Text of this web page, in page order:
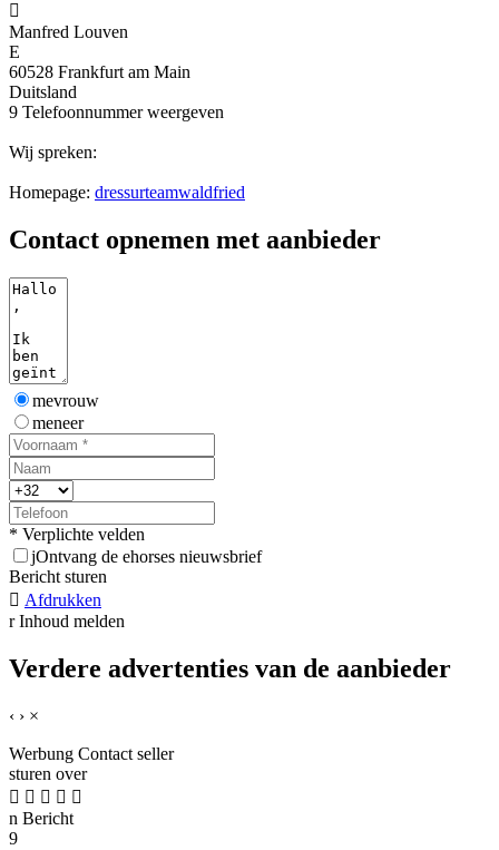

Manfred Louven
E
60528 Frankfurt am Main
Duitsland
9 Telefoonnummer weergeven
Wij spreken:
Homepage: dressurteamwaldfried
Contact opnemen met aanbieder
mevrouw
meneer
* Verplichte velden
jOntvang de ehorses nieuwsbrief
Bericht sturen
 Afdrukken
r Inhoud melden
Verdere advertenties van de aanbieder
‹ › ×
Werbung Contact seller
sturen over
    
n Bericht
9